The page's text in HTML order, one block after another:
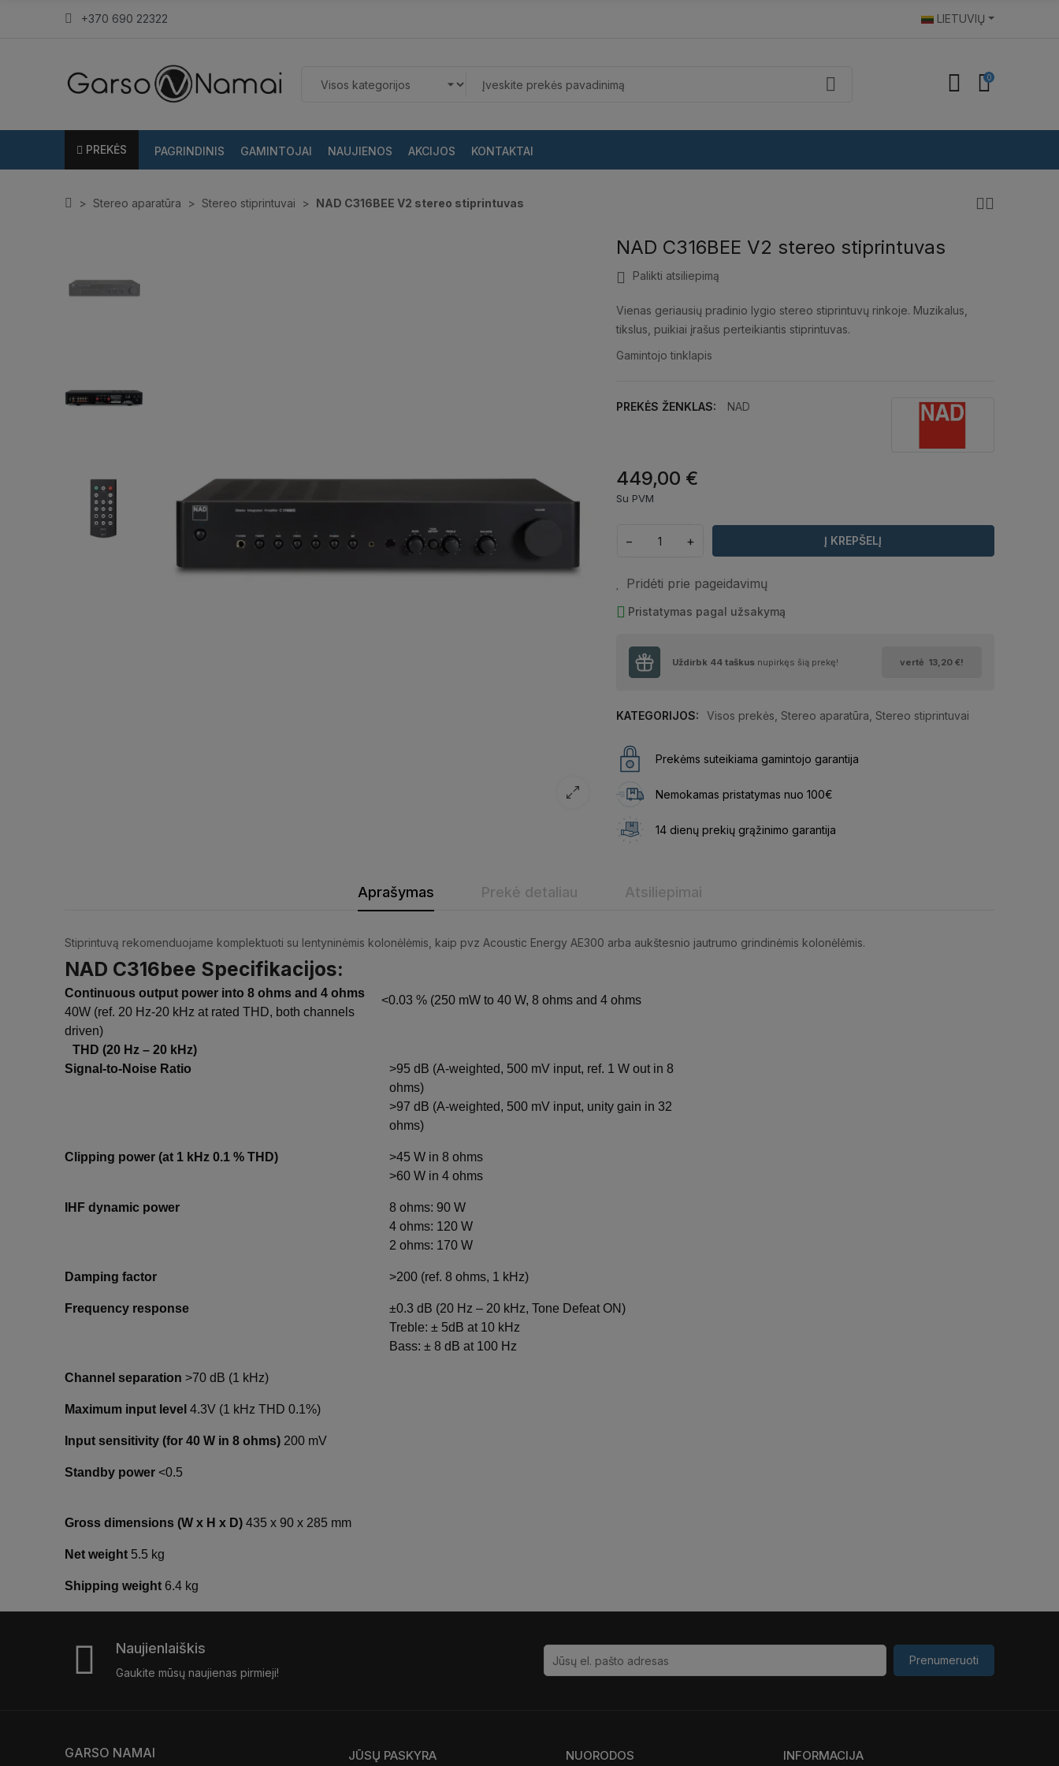
+370 690 22322 LIETUVIŲ
0
PREKĖS PAGRINDINIS GAMINTOJAI NAUJIENOS AKCIJOS KONTAKTAI
Stereo aparatūra Stereo stiprintuvai NAD C316BEE V2 stereo stiprintuvas
NAD C316BEE V2 stereo stiprintuvas
Palikti atsiliepimą
Vienas geriausių pradinio lygio stereo stiprintuvų rinkoje. Muzikalus,
tikslus, puikiai įrašus perteikiantis stiprintuvas.
Gamintojo tinklapis
PREKĖS ŽENKLAS: NAD
449,00 €
Su PVM
− + Į KREPŠELĮ
Pridėti prie pageidavimų
Pristatymas pagal užsakymą
Uždirbk 44taškus nupirkęs šią prekę! vertė 13,20 €!
KATEGORIJOS: Visos prekės Stereo aparatūra Stereo stiprintuvai
Prekėms suteikiama gamintojo garantija
Nemokamas pristatymas nuo 100€
14 dienų prekių grąžinimo garantija
Aprašymas Prekė detaliau Atsiliepimai
Stiprintuvą rekomenduojame komplektuoti su lentyninėmis kolonėlėmis, kaip pvz Acoustic Energy AE300 arba aukštesnio jautrumo grindinėmis kolonėlėmis.
NAD C316bee Specifikacijos:
Continuous output power into 8 ohms and 4 ohms
40W (ref. 20 Hz-20 kHz at rated THD, both channels
driven)
THD (20 Hz – 20 kHz)
<0.03 % (250 mW to 40 W, 8 ohms and 4 ohms
Signal-to-Noise Ratio
>95 dB (A-weighted, 500 mV input, ref. 1 W out in 8
ohms)
>97 dB (A-weighted, 500 mV input, unity gain in 32
ohms)
Clipping power (at 1 kHz 0.1 % THD)
>45 W in 8 ohms
>60 W in 4 ohms
IHF dynamic power
8 ohms: 90 W
4 ohms: 120 W
2 ohms: 170 W
Damping factor >200 (ref. 8 ohms, 1 kHz)
Frequency response
±0.3 dB (20 Hz – 20 kHz, Tone Defeat ON)
Treble: ± 5dB at 10 kHz
Bass: ± 8 dB at 100 Hz
Channel separation >70 dB (1 kHz)
Maximum input level 4.3V (1 kHz THD 0.1%)
Input sensitivity (for 40 W in 8 ohms) 200 mV
Standby power <0.5
Gross dimensions (W x H x D) 435 x 90 x 285 mm
Net weight 5.5 kg
Shipping weight 6.4 kg
Naujienlaiškis
Gaukite mūsų naujienas pirmieji!
Prenumeruoti
GARSO NAMAI JŪSŲ PASKYRA NUORODOS INFORMACIJA